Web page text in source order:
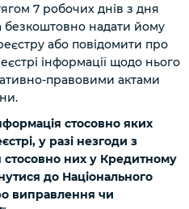
7 робочих днів з дня
надати йому
або повідомити про
інформації щодо нього
правовими актами
стосовно яких
у разі незгоди з
стосовно них у Кредитному
до Національного
виправлення чи